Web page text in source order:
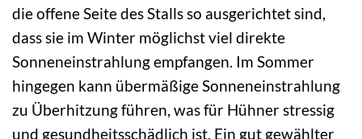
die offene Seite des Stalls so ausgerichtet sind,
dass sie im Winter möglichst viel direkte
Sonneneinstrahlung empfangen. Im Sommer
hingegen kann übermäßige Sonneneinstrahlung
zu Überhitzung führen, was für Hühner stressig
und gesundheitsschädlich ist. Ein gut gewählter